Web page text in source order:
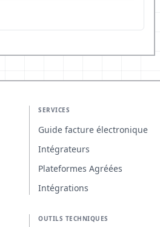
SERVICES
Guide facture électronique
Intégrateurs
Plateformes Agréées
Intégrations
OUTILS TECHNIQUES